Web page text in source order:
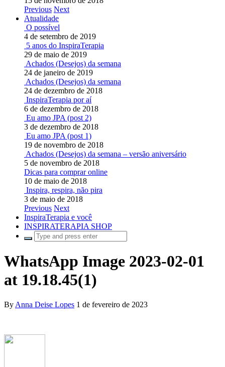
Previous Next
Atualidade
O possível
4 de setembro de 2019
5 anos do InspiraTerapia
29 de maio de 2019
Achados (Desejos) da semana
24 de janeiro de 2019
Achados (Desejos) da semana
24 de dezembro de 2018
InspiraTerapia por aí
6 de dezembro de 2018
Eu amo JPA (post 2)
3 de dezembro de 2018
Eu amo JPA (post 1)
19 de novembro de 2018
Achados (Desejos) da semana – versão aniversário
5 de novembro de 2018
Dicas para comprar online
10 de maio de 2018
Inspira, respira, não pira
3 de maio de 2018
Previous Next
InspiraTerapia e você
INSPIRATERAPIA SHOP
WhatsApp Image 2023-02-01
at 19.18.45(1)
By Anna Deise Lopes 1 de fevereiro de 2023